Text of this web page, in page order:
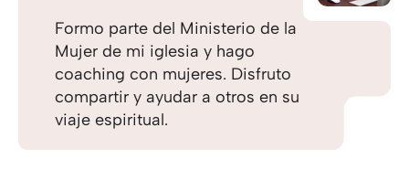
Formo parte del Ministerio de la
Mujer de mi iglesia y hago
coaching con mujeres. Disfruto
compartir y ayudar a otros en su
viaje espiritual.